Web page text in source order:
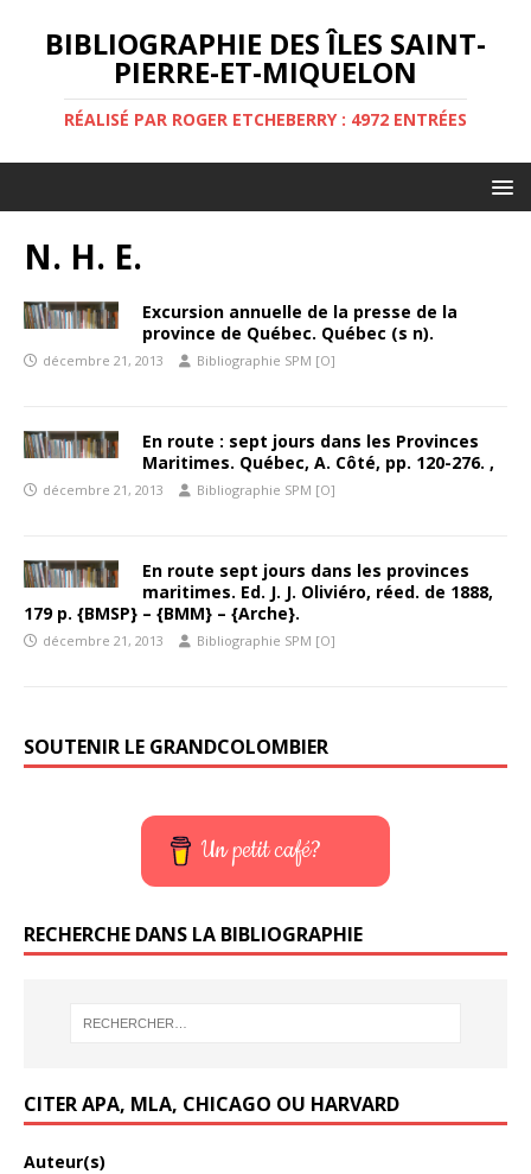
BIBLIOGRAPHIE DES ÎLES SAINT-
PIERRE-ET-MIQUELON
RÉALISÉ PAR ROGER ETCHEBERRY : 4972 ENTRÉES
N. H. E.
Excursion annuelle de la presse de la
province de Québec. Québec (s n).
décembre 21, 2013 Bibliographie SPM [O]
En route : sept jours dans les Provinces
Maritimes. Québec, A. Côté, pp. 120-276. ,
décembre 21, 2013 Bibliographie SPM [O]
En route sept jours dans les provinces
maritimes. Ed. J. J. Oliviéro, réed. de 1888,
179 p. {BMSP} – {BMM} – {Arche}.
décembre 21, 2013 Bibliographie SPM [O]
SOUTENIR LE GRANDCOLOMBIER
Un petit café?
RECHERCHE DANS LA BIBLIOGRAPHIE
CITER APA, MLA, CHICAGO OU HARVARD
Auteur(s)